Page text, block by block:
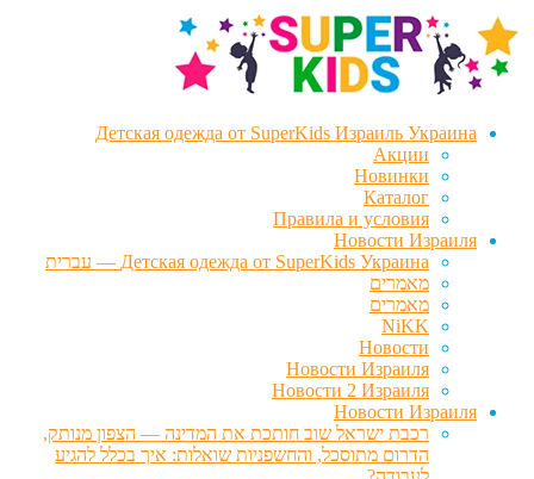
דלג
לניווט
לדלג
לתוכן
Детская одежда от SuperKids Израиль Украина
Акции
Новинки
Каталог
Правила и условия
Новости Израиля
Детская одежда от SuperKids Украина — עברית
מאמרים
מאמרים
NiKK
Новости
Новости Израиля
Новости 2 Израиля
Новости Израиля
רכבת ישראל שוב חותכת את המדינה — הצפון מנותק,
הדרום מתוסכל, והחשפניות שואלות: איך בכלל להגיע